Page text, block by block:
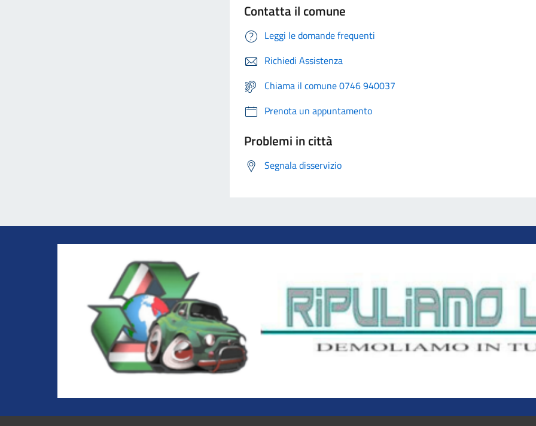
Contatta il comune
Leggi le domande frequenti
Richiedi Assistenza
Chiama il comune 0746 940037
Prenota un appuntamento
Problemi in città
Segnala disservizio